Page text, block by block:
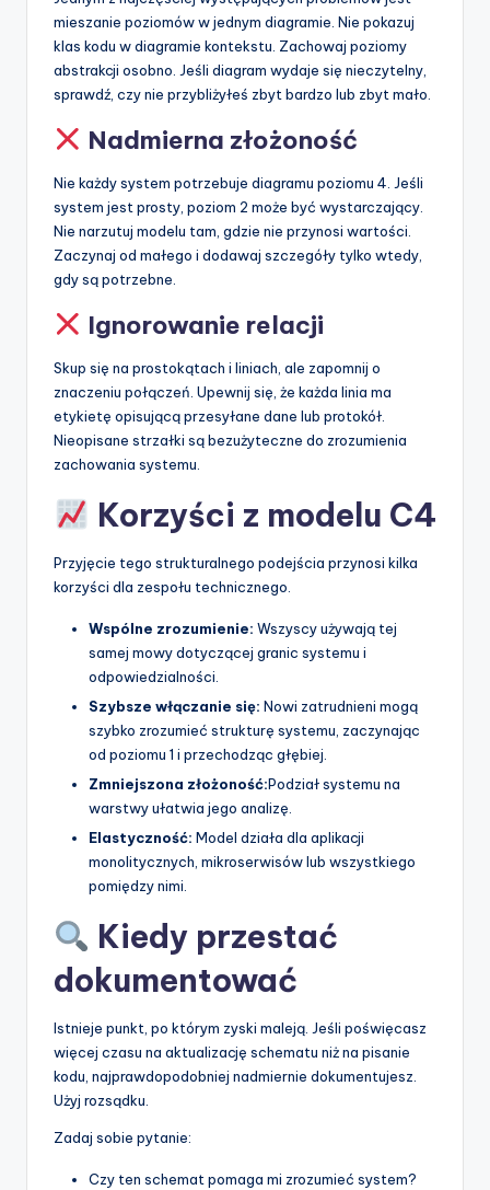
mieszanie poziomów w jednym diagramie. Nie pokazuj
klas kodu w diagramie kontekstu. Zachowaj poziomy
abstrakcji osobno. Jeśli diagram wydaje się nieczytelny,
sprawdź, czy nie przybliżyłeś zbyt bardzo lub zbyt mało.
Nadmierna złożoność
Nie każdy system potrzebuje diagramu poziomu 4. Jeśli
system jest prosty, poziom 2 może być wystarczający.
Nie narzutuj modelu tam, gdzie nie przynosi wartości.
Zaczynaj od małego i dodawaj szczegóły tylko wtedy,
gdy są potrzebne.
Ignorowanie relacji
Skup się na prostokątach i liniach, ale zapomnij o
znaczeniu połączeń. Upewnij się, że każda linia ma
etykietę opisującą przesyłane dane lub protokół.
Nieopisane strzałki są bezużyteczne do zrozumienia
zachowania systemu.
Korzyści z modelu C4
Przyjęcie tego strukturalnego podejścia przynosi kilka
korzyści dla zespołu technicznego.
Wspólne zrozumienie: Wszyscy używają tej
samej mowy dotyczącej granic systemu i
odpowiedzialności.
Szybsze włączanie się: Nowi zatrudnieni mogą
szybko zrozumieć strukturę systemu, zaczynając
od poziomu 1 i przechodząc głębiej.
Zmniejszona złożoność:Podział systemu na
warstwy ułatwia jego analizę.
Elastyczność: Model działa dla aplikacji
monolitycznych, mikroserwisów lub wszystkiego
pomiędzy nimi.
Kiedy przestać
dokumentować
Istnieje punkt, po którym zyski maleją. Jeśli poświęcasz
więcej czasu na aktualizację schematu niż na pisanie
kodu, najprawdopodobniej nadmiernie dokumentujesz.
Użyj rozsądku.
Zadaj sobie pytanie:
Czy ten schemat pomaga mi zrozumieć system?